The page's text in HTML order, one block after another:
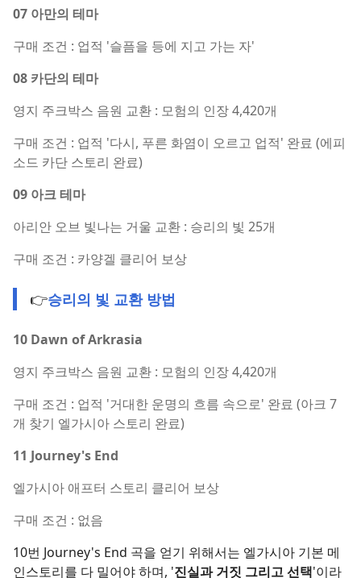
07 아만의 테마
구매 조건 : 업적 '슬픔을 등에 지고 가는 자'
08 카단의 테마
영지 주크박스 음원 교환 : 모험의 인장 4,420개
구매 조건 : 업적 '다시, 푸른 화염이 오르고 업적' 완료 (에피
소드 카단 스토리 완료)
09 아크 테마
아리안 오브 빛나는 거울 교환 : 승리의 빛 25개
구매 조건 : 카양겔 클리어 보상
👉승리의 빛 교환 방법
10 Dawn of Arkrasia
영지 주크박스 음원 교환 : 모험의 인장 4,420개
구매 조건 : 업적 '거대한 운명의 흐름 속으로' 완료 (아크 7
개 찾기 엘가시아 스토리 완료)
11 Journey's End
엘가시아 애프터 스토리 클리어 보상
구매 조건 : 없음
10번 Journey's End 곡을 얻기 위해서는 엘가시아 기본 메
인스토리를 다 밀어야 하며, '진실과 거짓 그리고 선택'이라